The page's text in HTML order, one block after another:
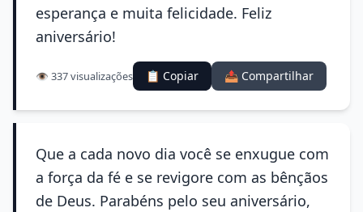
esperança e muita felicidade. Feliz
aniversário!
👁️ 337 visualizações 📋 Copiar 📤 Compartilhar
Que a cada novo dia você se enxugue com
a força da fé e se revigore com as bênçãos
de Deus. Parabéns pelo seu aniversário,